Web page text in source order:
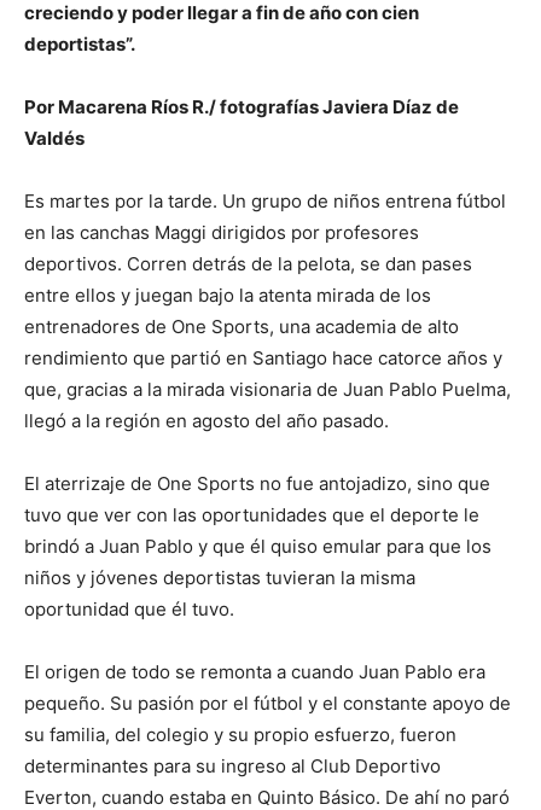
creciendo y poder llegar a fin de año con cien
deportistas”.
Por Macarena Ríos R./ fotografías Javiera Díaz de
Valdés
Es martes por la tarde. Un grupo de niños entrena fútbol
en las canchas Maggi dirigidos por profesores
deportivos. Corren detrás de la pelota, se dan pases
entre ellos y juegan bajo la atenta mirada de los
entrenadores de One Sports, una academia de alto
rendimiento que partió en Santiago hace catorce años y
que, gracias a la mirada visionaria de Juan Pablo Puelma,
llegó a la región en agosto del año pasado.
El aterrizaje de One Sports no fue antojadizo, sino que
tuvo que ver con las oportunidades que el deporte le
brindó a Juan Pablo y que él quiso emular para que los
niños y jóvenes deportistas tuvieran la misma
oportunidad que él tuvo.
El origen de todo se remonta a cuando Juan Pablo era
pequeño. Su pasión por el fútbol y el constante apoyo de
su familia, del colegio y su propio esfuerzo, fueron
determinantes para su ingreso al Club Deportivo
Everton, cuando estaba en Quinto Básico. De ahí no paró